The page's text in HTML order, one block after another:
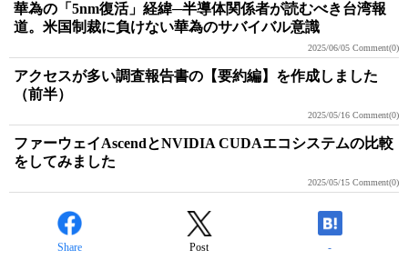
華為の「5nm復活」経緯─半導体関係者が読むべき台湾報
道。米国制裁に負けない華為のサバイバル意識
2025/06/05 Comment(0)
アクセスが多い調査報告書の【要約編】を作成しました
（前半）
2025/05/16 Comment(0)
ファーウェイAscendとNVIDIA CUDAエコシステムの比較
をしてみました
2025/05/15 Comment(0)
Share Post -